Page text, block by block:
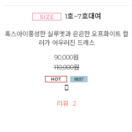
1호~7호대여
혹스아이풍성한 실루엣과 은은한 오프화이트 컬
러가 어우러진 드레스
90,000원
110,000원
리뷰 : 2